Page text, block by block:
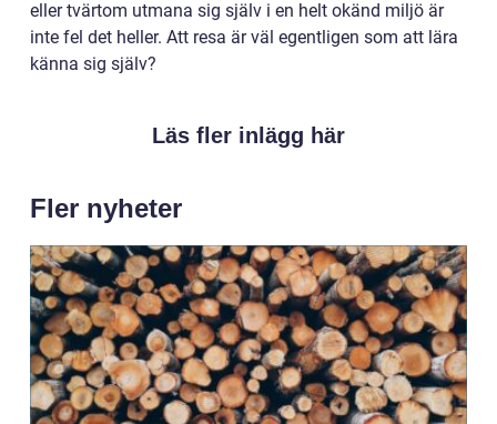
eller tvärtom utmana sig själv i en helt okänd miljö är
inte fel det heller. Att resa är väl egentligen som att lära
känna sig själv?
Läs fler inlägg här
Fler nyheter